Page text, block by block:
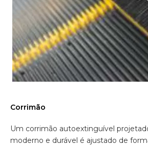
Corrimão
Um corrimão autoextinguível
moderno e durável é ajustado de